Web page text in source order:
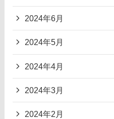
2024年6月
2024年5月
2024年4月
2024年3月
2024年2月